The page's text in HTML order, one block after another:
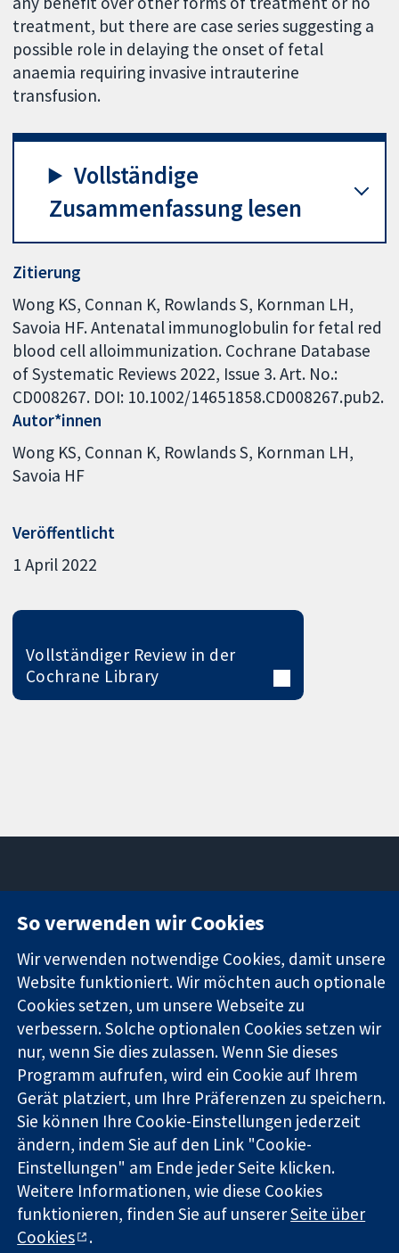
treatment, but there are case series suggesting a
possible role in delaying the onset of fetal
anaemia requiring invasive intrauterine
transfusion.
Vollständige
Zusammenfassung lesen
Zitierung
Wong KS, Connan K, Rowlands S, Kornman LH,
Savoia HF. Antenatal immunoglobulin for fetal red
blood cell alloimmunization. Cochrane Database
of Systematic Reviews 2022, Issue 3. Art. No.:
CD008267. DOI: 10.1002/14651858.CD008267.pub2.
Autor*innen
Wong KS Connan K Rowlands S Kornman LH
Savoia HF
Veröffentlicht
1 April 2022
Vollständiger Review in der
Cochrane Library
Zuverlässige
Evidenz
Informierte
Entscheidungen
Bessere
Gesundheit
11-13 Cavendish
Square
London
W1G0AN
Vereinigtes
Königreich
Neuigkeiten
Pressestelle
Über uns
Cochrane
Library
Die Cochrane Collaboration ist eine gemeinützige Organisation
(Nr. 1045921) und in England und in Wales als eine Gesellschaft
mit beschränkter Haftung (Nr. 03044323) registriert.
Umsatzsteuer-Identifikationsnummer GB 718 2127 49.
Copyright © 2026 The Cochrane Collaboration
Bedingungen für die Webseite
So verwenden wir Cookies
Wir verwenden notwendige Cookies, damit unsere
Website funktioniert. Wir möchten auch optionale
Cookies setzen, um unsere Webseite zu
verbessern. Solche optionalen Cookies setzen wir
nur, wenn Sie dies zulassen. Wenn Sie dieses
Programm aufrufen, wird ein Cookie auf Ihrem
Gerät platziert, um Ihre Präferenzen zu speichern.
Sie können Ihre Cookie-Einstellungen jederzeit
ändern, indem Sie auf den Link "Cookie-
Einstellungen" am Ende jeder Seite klicken.
Weitere Informationen, wie diese Cookies
funktionieren, finden Sie auf unsererSeite über
Cookies
.